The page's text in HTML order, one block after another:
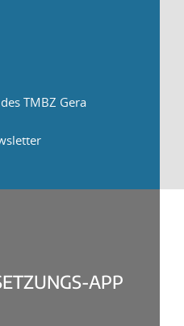
TMBZ Gera
APP